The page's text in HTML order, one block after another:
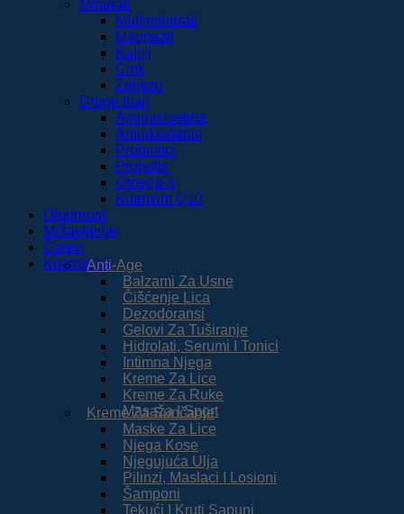
Minerali
Multiminerali
Magnezij
Kalcij
Cink
Željezo
Druge tvari
Aminokiseline
Antioksidansi
Probiotici
Propolis
Omega-3
Koenzim Q10
Otpornost
Mršavljenje
Čajevi
KozmetikaAnti-Age
Balzami Za Usne
Čišćenje Lica
Dezodoransi
Gelovi Za Tuširanje
Hidrolati, Serumi I Tonici
Intimna Njega
Kreme Za Lice
Kreme Za Ruke
Masaža I Sport
Kreme Za Sunčanje
Maske Za Lice
Njega Kose
Njegujuća Ulja
Pilinzi, Maslaci I Losioni
Šamponi
Tekući I Kruti Sapuni